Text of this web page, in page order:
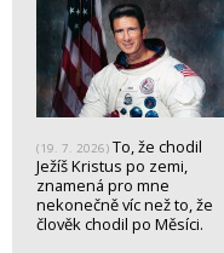
(19. 7. 2026) To, že chodil
Ježíš Kristus po zemi,
znamená pro mne
nekonečně víc než to, že
člověk chodil po Měsíci.